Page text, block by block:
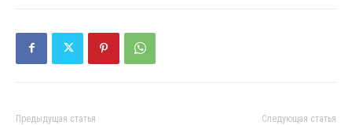
Предыдущая статья Следующая статья